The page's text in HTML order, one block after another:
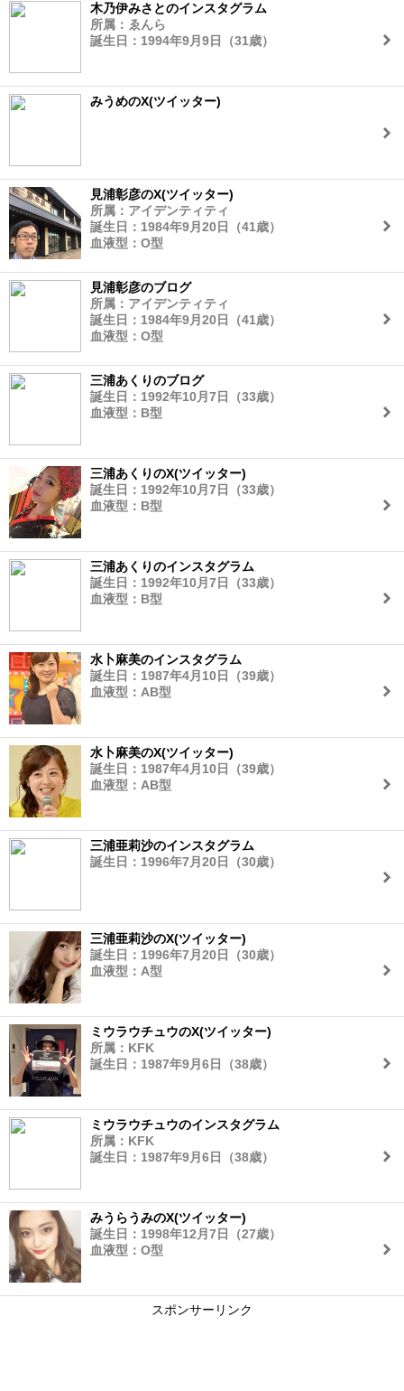
木乃伊みさとのインスタグラム
所属：ゑんら
誕生日：1994年9月9日（31歳）
みうめのX(ツイッター)
見浦彰彦のX(ツイッター)
所属：アイデンティティ
誕生日：1984年9月20日（41歳）
血液型：O型
見浦彰彦のブログ
所属：アイデンティティ
誕生日：1984年9月20日（41歳）
血液型：O型
三浦あくりのブログ
誕生日：1992年10月7日（33歳）
血液型：B型
三浦あくりのX(ツイッター)
誕生日：1992年10月7日（33歳）
血液型：B型
三浦あくりのインスタグラム
誕生日：1992年10月7日（33歳）
血液型：B型
水卜麻美のインスタグラム
誕生日：1987年4月10日（39歳）
血液型：AB型
水卜麻美のX(ツイッター)
誕生日：1987年4月10日（39歳）
血液型：AB型
三浦亜莉沙のインスタグラム
誕生日：1996年7月20日（30歳）
三浦亜莉沙のX(ツイッター)
誕生日：1996年7月20日（30歳）
血液型：A型
ミウラウチュウのX(ツイッター)
所属：KFK
誕生日：1987年9月6日（38歳）
ミウラウチュウのインスタグラム
所属：KFK
誕生日：1987年9月6日（38歳）
みうらうみのX(ツイッター)
誕生日：1998年12月7日（27歳）
血液型：O型
スポンサーリンク